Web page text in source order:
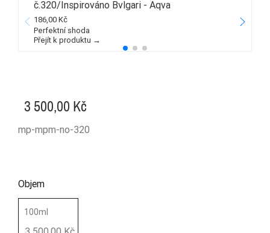
č.320/Inspirováno Bvlgari - Aqva
186,00 Kč
Perfektní shoda
Přejít k produktu →
3 500,00 Kč
mp-mpm-no-320
Objem
100ml